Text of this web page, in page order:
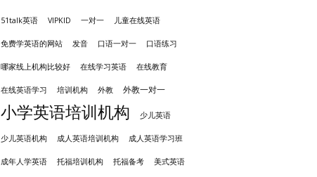
51talk英语 VIPKID 一对一 儿童在线英语
免费学英语的网站 发音 口语一对一 口语练习
哪家线上机构比较好 在线学习英语 在线教育
在线英语学习 培训机构 外教 外教一对一
小学英语培训机构 少儿英语
少儿英语机构 成人英语培训机构 成人英语学习班
成年人学英语 托福培训机构 托福备考 美式英语